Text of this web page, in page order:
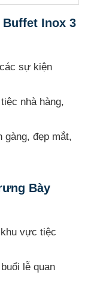
Buffet Inox 3
sự kiện
nhà hàng,
gàng, đẹp mắt,
Bày
vực tiệc
lễ quan